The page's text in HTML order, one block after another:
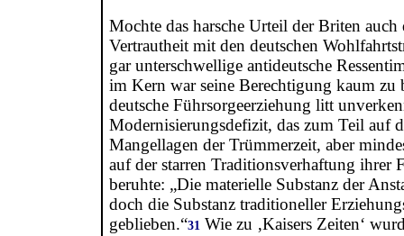
Mochte das harsche Urteil der Briten
Vertrautheit mit den deutschen
gar unterschwellige antideutsche
im Kern war seine Berechtigung kaum zu
deutsche Führsorgeerziehung litt
Modernisierungsdefizit, das zum Teil auf
Mangellagen der Trümmerzeit, aber
auf der starren Traditionsverhaftung ihrer
beruhte: „Die materielle Substanz der
doch die Substanz traditioneller
geblieben.“31 Wie zu ‚Kaisers Zeiten‘